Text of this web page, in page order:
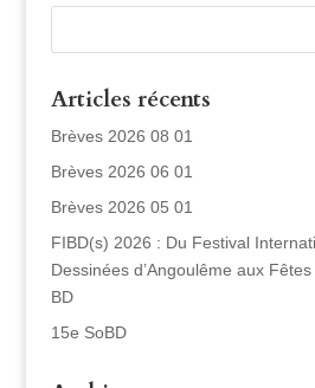
Articles récents
Brèves 2026 08 01
Brèves 2026 06 01
Brèves 2026 05 01
FIBD(s) 2026 : Du Festival
Dessinées d’Angoulême aux
BD
15e SoBD